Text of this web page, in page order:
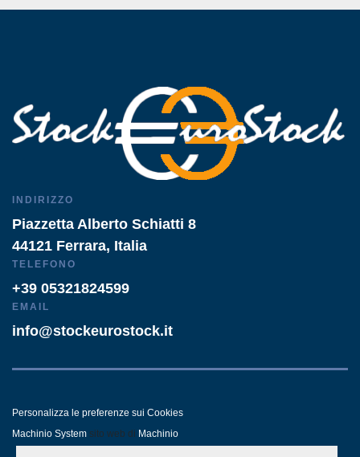
INDIRIZZO
Piazzetta Alberto Schiatti 8
44121 Ferrara, Italia
TELEFONO
+39 05321824599
EMAIL
info@stockeurostock.it
Personalizza le preferenze sui Cookies
Machinio System sito web di Machinio